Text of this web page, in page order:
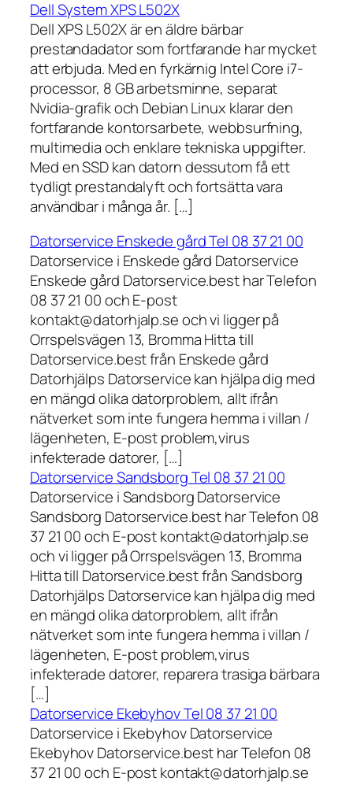
Dell System XPS L502X
Dell XPS L502X är en äldre bärbar
prestandadator som fortfarande har mycket
att erbjuda. Med en fyrkärnig Intel Core i7-
processor, 8 GB arbetsminne, separat
Nvidia-grafik och Debian Linux klarar den
fortfarande kontorsarbete, webbsurfning,
multimedia och enklare tekniska uppgifter.
Med en SSD kan datorn dessutom få ett
tydligt prestandalyft och fortsätta vara
användbar i många år. […]
Datorservice Enskede gård Tel 08 37 21 00
Datorservice i Enskede gård Datorservice
Enskede gård Datorservice.best har Telefon
08 37 21 00 och E-post
kontakt@datorhjalp.se och vi ligger på
Orrspelsvägen 13, Bromma Hitta till
Datorservice.best från Enskede gård
Datorhjälps Datorservice kan hjälpa dig med
en mängd olika datorproblem, allt ifrån
nätverket som inte fungera hemma i villan /
lägenheten, E-post problem,virus
infekterade datorer, […]
Datorservice Sandsborg Tel 08 37 21 00
Datorservice i Sandsborg Datorservice
Sandsborg Datorservice.best har Telefon 08
37 21 00 och E-post kontakt@datorhjalp.se
och vi ligger på Orrspelsvägen 13, Bromma
Hitta till Datorservice.best från Sandsborg
Datorhjälps Datorservice kan hjälpa dig med
en mängd olika datorproblem, allt ifrån
nätverket som inte fungera hemma i villan /
lägenheten, E-post problem,virus
infekterade datorer, reparera trasiga bärbara
[…]
Datorservice Ekebyhov Tel 08 37 21 00
Datorservice i Ekebyhov Datorservice
Ekebyhov Datorservice.best har Telefon 08
37 21 00 och E-post kontakt@datorhjalp.se